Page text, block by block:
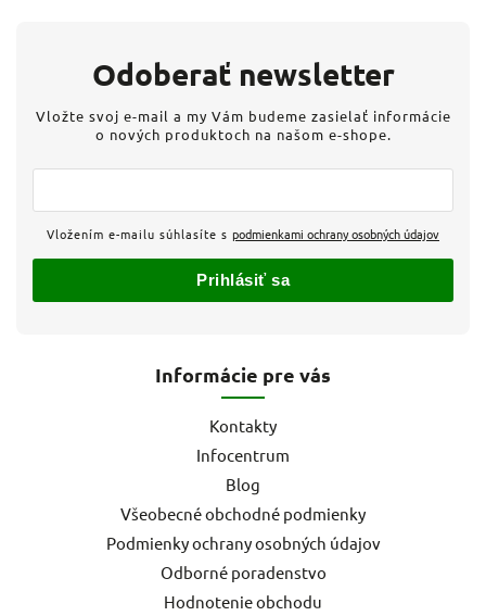
Informácie pre vás
Kontakty
Infocentrum
Blog
Všeobecné obchodné podmienky
Podmienky ochrany osobných údajov
Odborné poradenstvo
Hodnotenie obchodu
Odoberať newsletter
Vložte svoj e-mail a my Vám budeme zasielať informácie
o nových produktoch na našom e-shope.
Vložením e-mailu súhlasíte s podmienkami ochrany osobných údajov
Prihlásiť sa